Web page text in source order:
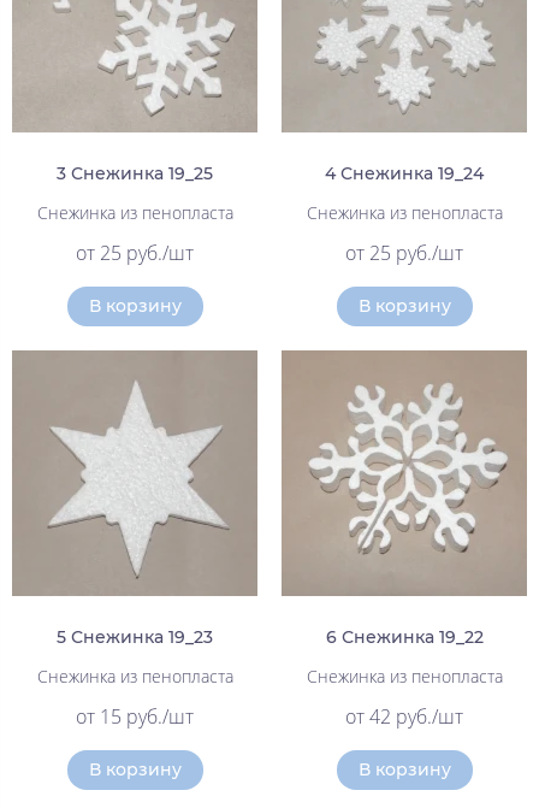
3 Снежинка 19_25
Снежинка из пенопласта
от 25 руб./шт
В корзину
4 Снежинка 19_24
Снежинка из пенопласта
от 25 руб./шт
В корзину
5 Снежинка 19_23
Снежинка из пенопласта
от 15 руб./шт
В корзину
6 Снежинка 19_22
Снежинка из пенопласта
от 42 руб./шт
В корзину